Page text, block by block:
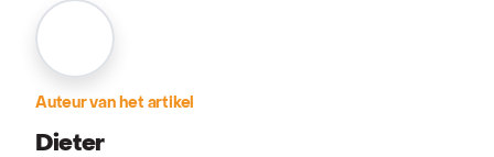
Auteur van het artikel
Dieter